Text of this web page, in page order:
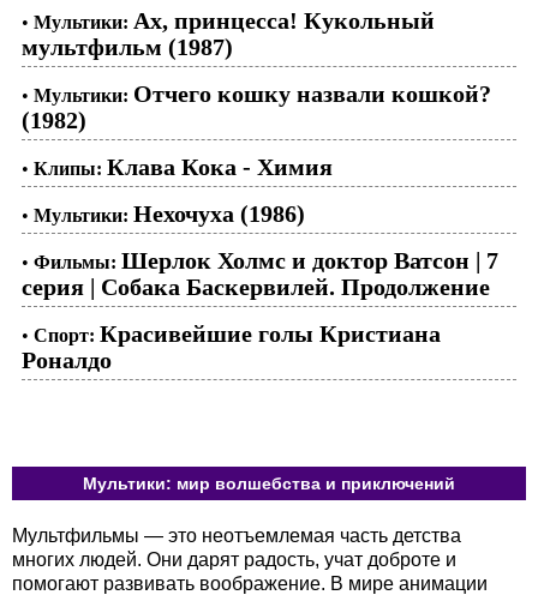
• Мультики: Ах, принцесса! Кукольный
мультфильм (1987)
• Мультики: Отчего кошку назвали кошкой?
(1982)
• Клипы: Клава Кока - Химия
• Мультики: Нехочуха (1986)
• Фильмы: Шерлок Холмс и доктор Ватсон | 7
серия | Собака Баскервилей. Продолжение
• Спорт: Красивейшие голы Кристиана
Роналдо
Мультики: мир волшебства и приключений
Мультфильмы — это неотъемлемая часть детства
многих людей. Они дарят радость, учат доброте и
помогают развивать воображение. В мире анимации